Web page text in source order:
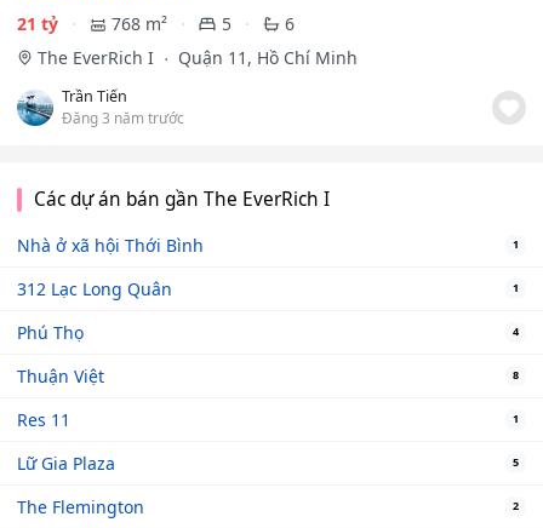
21 tỷ
768 m² 5
6
The EverRich I
Quận 11, Hồ Chí Minh
Trần Tiến
Đăng 3 năm trước
Các dự án bán gần The EverRich I
Nhà ở xã hội Thới Bình 1
312 Lạc Long Quân 1
Phú Thọ 4
Thuận Việt 8
Res 11 1
Lữ Gia Plaza 5
The Flemington 2